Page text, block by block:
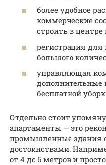
более удобное
коммерческие
строить в
регистрация
большого
управляющая
дополнительные
бесплатной
Отдельно стоит
апартаменты — это
промышленные здания
достоинствами.
от 4 до 6 метров и